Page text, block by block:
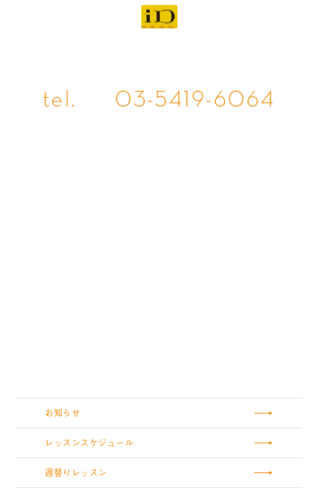
tel. 03-5419-6064
お知らせ
レッスンスケジュール
週替りレッスン